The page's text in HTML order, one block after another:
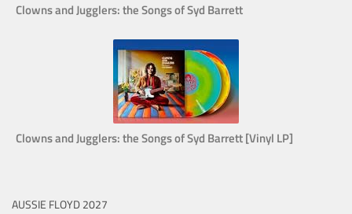
Clowns and Jugglers: the Songs of Syd Barrett
Clowns and Jugglers: the Songs of Syd Barrett [Vinyl LP]
AUSSIE FLOYD 2027